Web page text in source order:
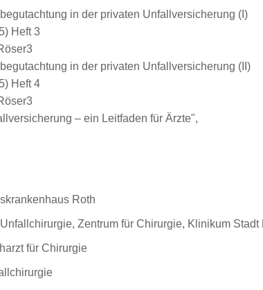
in der privaten Unfallversicherung (I)
Heft 3
in der privaten Unfallversicherung (II)
Heft 4
– ein Leitfaden für Ärzte",
Roth
Zentrum für Chirurgie, Klinikum Stadt
für Chirurgie